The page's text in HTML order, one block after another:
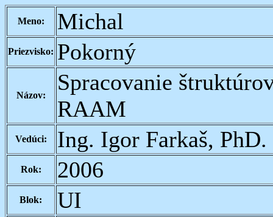
Meno: Michal
Priezvisko: Pokorný
Názov:
Spracovanie
RAAM
Vedúci: Ing. Igor Farkaš, PhD.
Rok: 2006
Blok: UI